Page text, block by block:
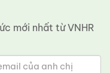
mới nhất từ ​​VNHR